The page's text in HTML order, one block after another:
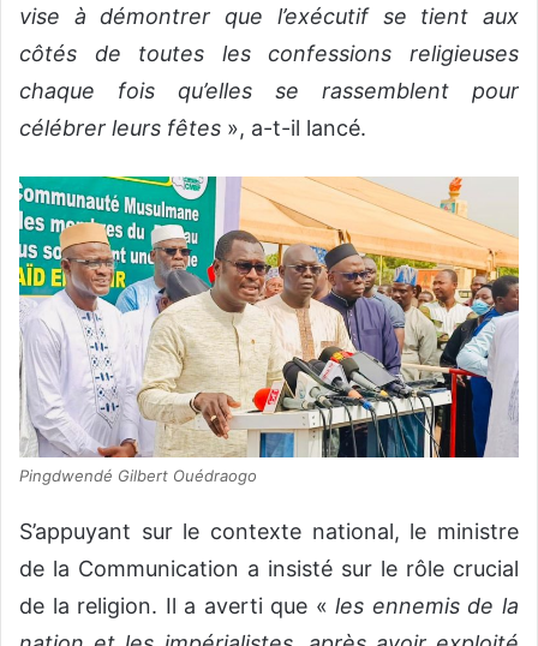
vise à démontrer que l’exécutif se tient aux
côtés de toutes les confessions religieuses
chaque fois qu’elles se rassemblent pour
célébrer leurs fêtes », a-t-il lancé.
Pingdwendé Gilbert Ouédraogo
S’appuyant sur le contexte national, le ministre
de la Communication a insisté sur le rôle crucial
de la religion. Il a averti que «les ennemis de la